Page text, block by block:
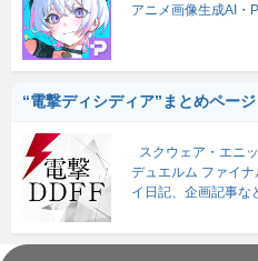
アニメ画像生成AI・
“電撃ディシディア”まとめページ
スクウェア・エニ
デュエルム ファイ
イ日記、企画記事な